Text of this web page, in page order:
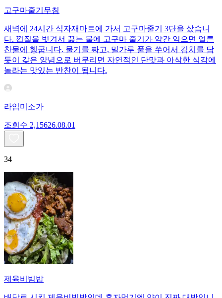
고구마줄기무침
새벽에 24시간 식자재마트에 가서 고구마줄기 3단을 샀습니
다. 껍질을 벗겨서 끓는 물에 고구마 줄기가 약간 익으면 얼른
찬물에 헹굽니다. 물기를 짜고, 밀가루 풀을 쑤어서 김치를 담
듯이 갖은 양념으로 버무리면 자연적인 단맛과 아삭한 식감에
놀라는 맛있는 반찬이 됩니다.
라임미소가
조회수 2,15626.08.01
34
제육비빔밥